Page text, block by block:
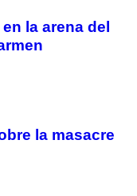
la arena del
la masacre